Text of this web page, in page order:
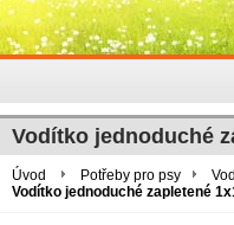
Vodítko jednoduché
Úvod Potřeby pro psy
Vodítko jednoduché zapletené